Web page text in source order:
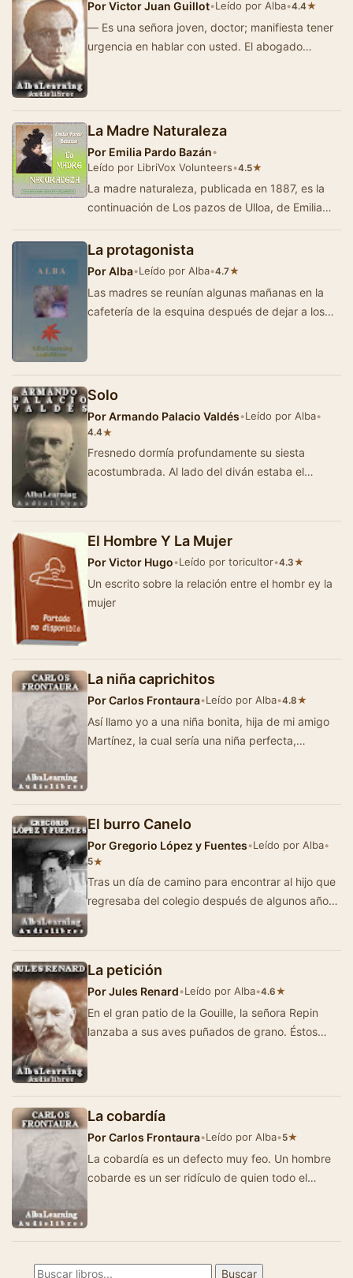
PorVictor Juan Guillot•Leído por Alba•4.4★
— Es una señora joven, doctor; manifiesta tener
urgencia en hablar con usted. El abogado
La Madre Naturaleza
Por Emilia Pardo Bazán•
Leído por LibriVox Volunteers•4.5★
La madre naturaleza, publicada en 1887, es la
continuación de Los pazos de Ulloa, de Emilia
La protagonista
PorAlba•Leído por Alba•4.7★
Las madres se reunían algunas mañanas en la
cafetería de la esquina después de dejar a los
Solo
PorArmando Palacio Valdés•Leído por Alba•
4.4★
Fresnedo dormía profundamente su siesta
acostumbrada. Al lado del diván estaba el
El Hombre Y La Mujer
PorVictor Hugo•Leído por toricultor•4.3★
Un escrito sobre la relación entre el hombr ey la
mujer
La niña caprichitos
PorCarlos Frontaura•Leído por Alba•4.8★
Así llamo yo a una niña bonita, hija de mi amigo
Martínez, la cual sería una niña perfecta,
El burro Canelo
PorGregorio López y Fuentes•Leído por Alba•
5★
Tras un día de camino para encontrar al hijo que
regresaba del colegio después de algunos años
La petición
PorJules Renard•Leído por Alba•4.6★
En el gran patio de la Gouille, la señora Repin
lanzaba a sus aves puñados de grano. Éstos
La cobardía
PorCarlos Frontaura•Leído por Alba•5★
La cobardía es un defecto muy feo. Un hombre
cobarde es un ser ridículo de quien todo el